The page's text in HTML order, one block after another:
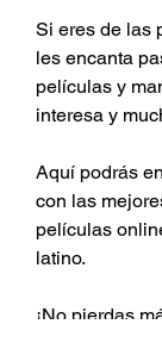
Si eres de las
les encanta
películas y
interesa y
Aquí podrás
con las
películas
latino.
¡No pierdas